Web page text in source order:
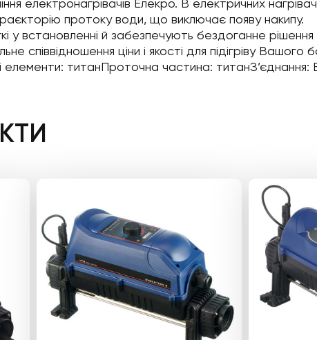
електронагрівачів Елекро. В електричних
протоку води, що виключає появу накипу.
у встановленні й забезпечують бездоганне
співвідношення ціни і якості для підігріву Вашого
елементи: титанПроточна частина: